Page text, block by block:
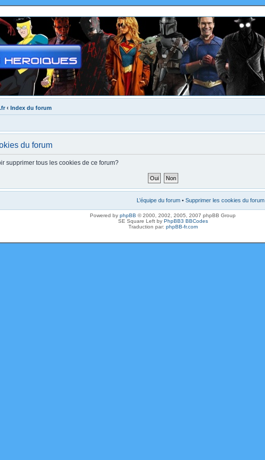
‹ Index du forum
du forum
supprimer tous les cookies de ce forum?
L’équipe du forum • Supprimer les cookies du forum
Powered by phpBB © 2000, 2002, 2005, 2007 phpBB Group
SE Square Left by PhpBB3 BBCodes
Traduction par: phpBB-fr.com